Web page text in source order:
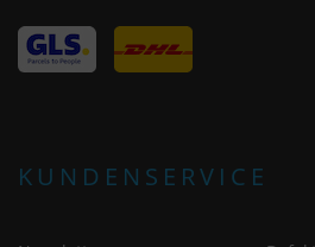
KUNDENSERVICE